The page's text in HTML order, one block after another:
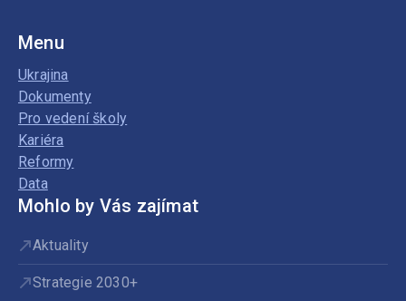
Menu
Ukrajina
Dokumenty
Pro vedení školy
Kariéra
Reformy
Data
Mohlo by Vás zajímat
Aktuality
Strategie 2030+